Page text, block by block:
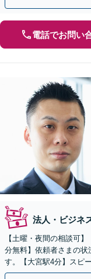
電話でお問い
法人・ビジネ
【土曜・夜間の相談可
分無料】依頼者さまの状
す。【大宮駅4分】スピ
解決します！